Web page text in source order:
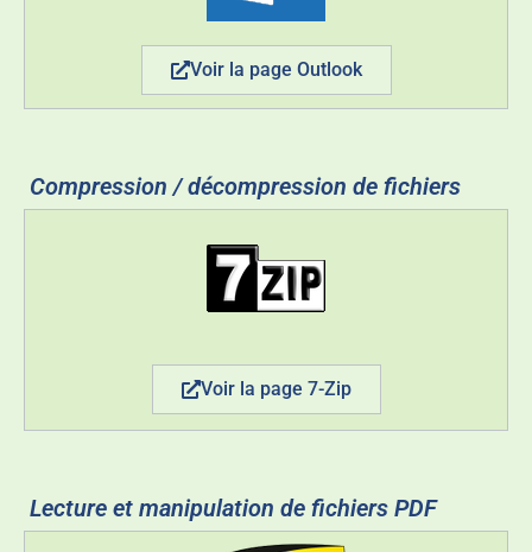
Voir la page Outlook
Compression / décompression de fichiers
Voir la page 7-Zip
Lecture et manipulation de fichiers PDF